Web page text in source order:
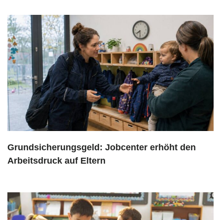
Grundsicherungsgeld: Jobcenter erhöht den
Arbeitsdruck auf Eltern